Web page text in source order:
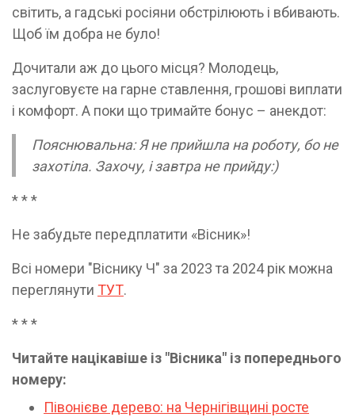
світить, а гадські росіяни обстрілюють і вбивають.
Щоб їм добра не було!
Дочитали аж до цього місця? Молодець,
заслуговуєте на гарне ставлення, грошові виплати
і комфорт. А поки що тримайте бонус – анекдот:
Пояснювальна: Я не прийшла на роботу, бо не
захотіла. Захочу, і завтра не прийду:)
* * *
Не забудьте передплатити «Вісник»!
Всі номери "Віснику Ч" за 2023 та 2024 рік можна
переглянути ТУТ.
* * *
Читайте націкавіше із "Вісника" із попереднього
номеру:
Півонієве дерево: на Чернігівщині росте